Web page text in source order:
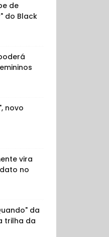
de
do Black
novo
vira
no
da
trilha da